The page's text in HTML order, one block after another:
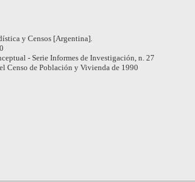
y Censos [Argentina].
- Serie Informes de Investigación, n. 27
Censo de Población y Vivienda de 1990